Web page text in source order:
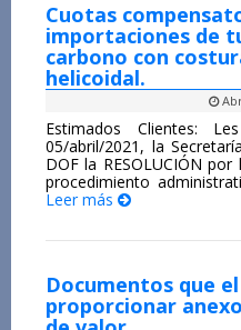
Cuotas
importaciones de
carbono con
helicoidal.
Estimados Clientes:
05/abril/2021, la
DOF la RESOLUCIÓN
procedimiento
Leer más
Documentos que
proporcionar